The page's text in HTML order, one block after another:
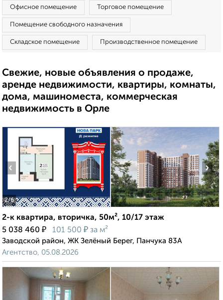
Офисное помещение Торговое помещение
Помещение свободного назначения
Складское помещение Производственное помещение
Свежие, новые объявления о продаже,
аренде недвижимости, квартиры, комнаты,
дома, машиноместа, коммерческая
недвижимость в Орле
2/6
‹ ›
2-к квартира, вторичка, 50м², 10/17 этаж
5 038 460 ₽ 101 500 ₽ за м²
Заводской район, ЖК Зелёный Берег, Панчука 83А
Агентство, 05.08.2026